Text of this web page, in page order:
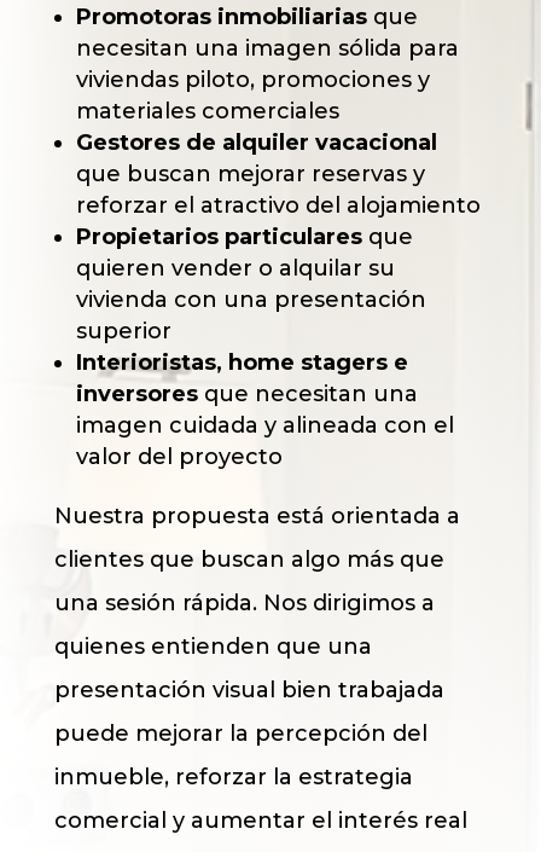
Promotoras inmobiliariasque
necesitan una imagen sólida para
viviendas piloto, promociones y
materiales comerciales
Gestores de alquiler vacacional
que buscan mejorar reservas y
reforzar el atractivo del alojamiento
Propietarios particularesque
quieren vender o alquilar su
vivienda con una presentación
superior
Interioristas, home stagers e
inversoresque necesitan una
imagen cuidada y alineada con el
valor del proyecto
Nuestra propuesta está orientada a
clientes que buscan algo más que
una sesión rápida. Nos dirigimos a
quienes entienden que una
presentación visual bien trabajada
puede mejorar la percepción del
inmueble, reforzar la estrategia
comercial y aumentar el interés real